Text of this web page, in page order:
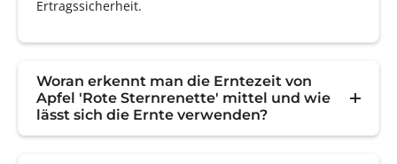
Ertragssicherheit.
Woran erkennt man die Erntezeit von
Apfel 'Rote Sternrenette' mittel und wie
lässt sich die Ernte verwenden?